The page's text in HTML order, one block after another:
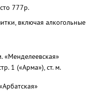
777р.
включая алкогольные
«Менделеевская»
1 («Арма»), ст. м.